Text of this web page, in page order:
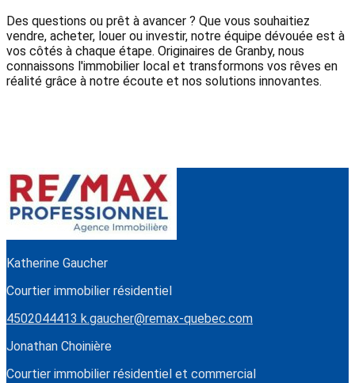
Des questions ou prêt à avancer ? Que vous souhaitiez
vendre, acheter, louer ou investir, notre équipe dévouée est à
vos côtés à chaque étape. Originaires de Granby, nous
connaissons l'immobilier local et transformons vos rêves en
réalité grâce à notre écoute et nos solutions innovantes.
Katherine Gaucher
Courtier immobilier résidentiel
4502044413 k.gaucher@remax-quebec.com
Jonathan Choinière
Courtier immobilier résidentiel et commercial